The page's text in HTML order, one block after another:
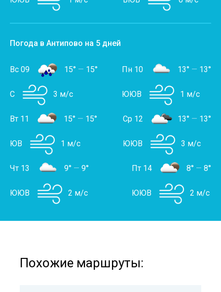
Погода в Антипово на 5 дней
Вс 09 15° — 15°
С 3 м/с
Пн 10 13° — 13°
ЮЮВ 1 м/с
Вт 11 15° — 15°
ЮВ 1 м/с
Ср 12 13° — 13°
ЮЮВ 3 м/с
Чт 13 9° — 9°
ЮЮВ 2 м/с
Пт 14 8° — 8°
ЮЮВ 2 м/с
Похожие маршруты: